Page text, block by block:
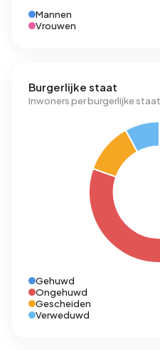
Mannen
Vrouwen
Burgerlijke staat
Inwoners per burgerlijke staat
Gehuwd
Ongehuwd
Gescheiden
Verweduwd